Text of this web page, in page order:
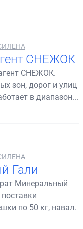
СНЕЖОК
СНЕЖОК.
зон, дорог и улиц
в диапазон...
Гали
Минеральный
по 50 кг, навал.